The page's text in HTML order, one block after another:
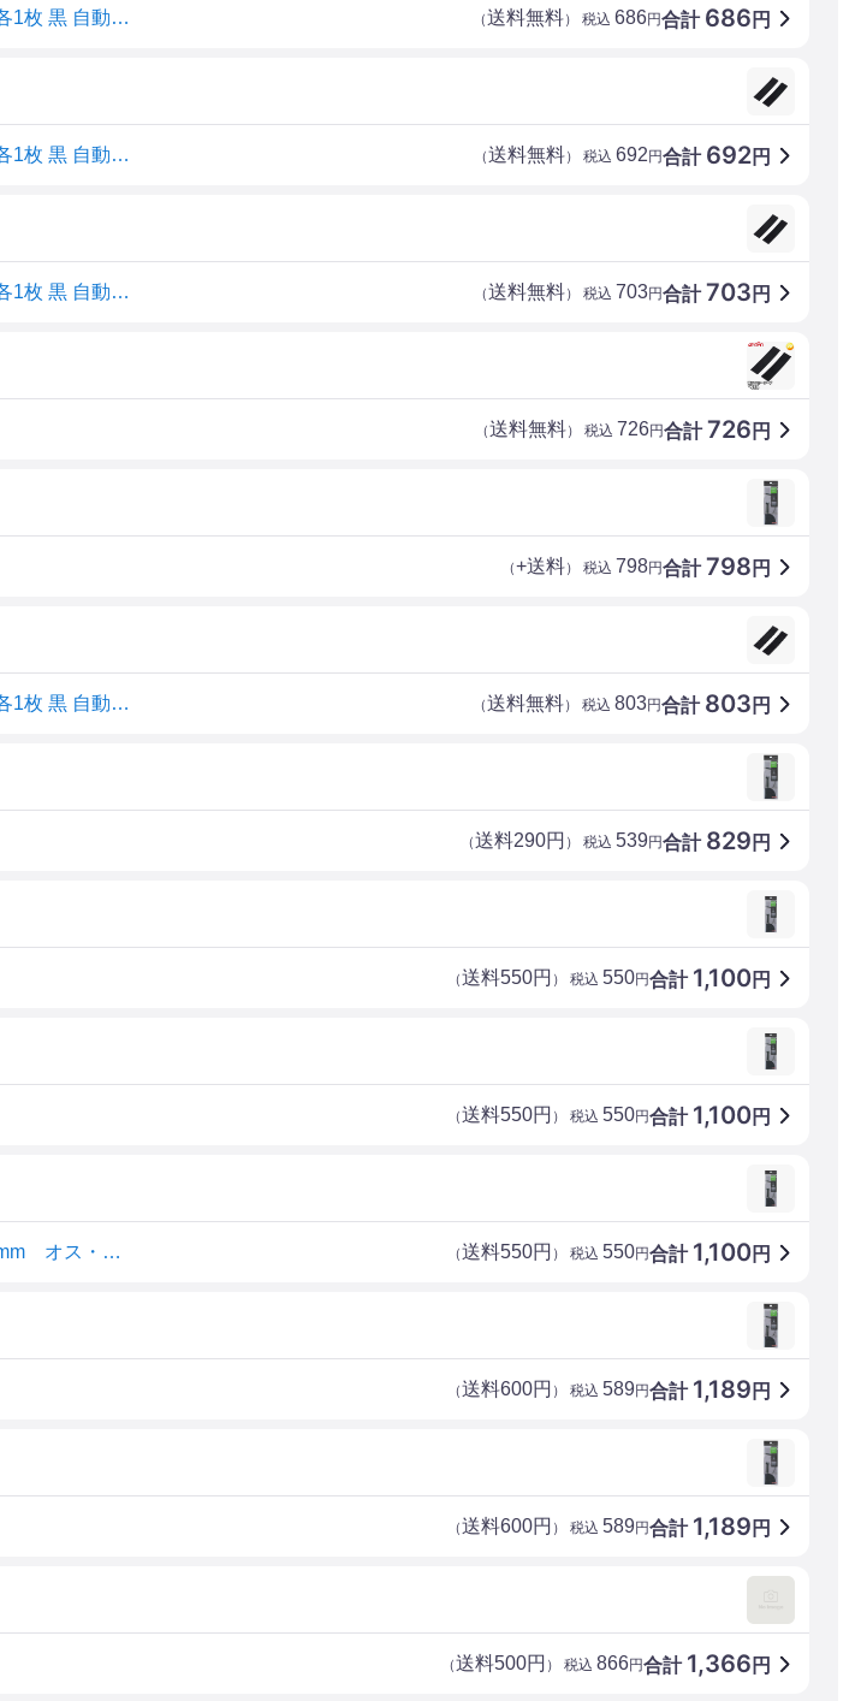
エーモン(amon) 面ファスナーテープ シボ面対応 粘着剤付 25×100mm オス・メス各1枚 黒 自動車用 内装プラスチックによく着く 3959 合計 686 円
（送料無料） 税込 686円
エーモン(amon) 面ファスナーテープ シボ面対応 粘着剤付 25×100mm オス・メス各1枚 黒 自動車用 内装プラスチックによく着く 3959 合計 692円
（送料無料） 税込 692円
エーモン(amon) 面ファスナーテープ シボ面対応 粘着剤付 25×100mm オス・メス各1枚 黒 自動車用 内装プラ スチックによく着く 3959 合計703 円
（送料無料） 税込 703円
合計726 円
（送料無料） 税込 726円
合計798 円
（+送料） 税込 798円
エーモン(amon) 面ファスナーテープ シボ面対応 粘着剤付 25×100mm オス・メス各1枚 黒 自動車用 内装プラスチックによく着く 3 合計 803 円
（送料無料） 税込 803円
合計 829 円
（送料290円 ） 税込 539円
合計 1,100円
（送料550円 ） 税込 550円
合計 1,100円
（送料550円 ） 税込 550円
エーモン工業｜amon 3959 面ファスナーテープ 粘着剤付き サイズ：25×100mm オス・メス各1枚 黒色 3959 合計 1,100円
（送料550円 ） 税込 550円
合計 1,189 円
（送料600円 ） 税込 589円
合計 1,189 円
（送料600円 ） 税込 589円
合計 1,366 円
（送料500円 ） 税込 866円